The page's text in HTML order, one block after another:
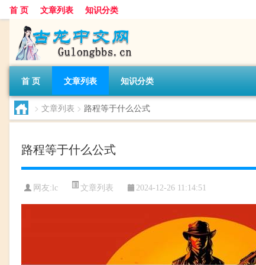
首 页 文章列表 知识分类
首 页 文章列表 知识分类
> 文章列表 > 路程等于什么公式
路程等于什么公式
网友: lc 文章列表 2024-12-26 11:14:51